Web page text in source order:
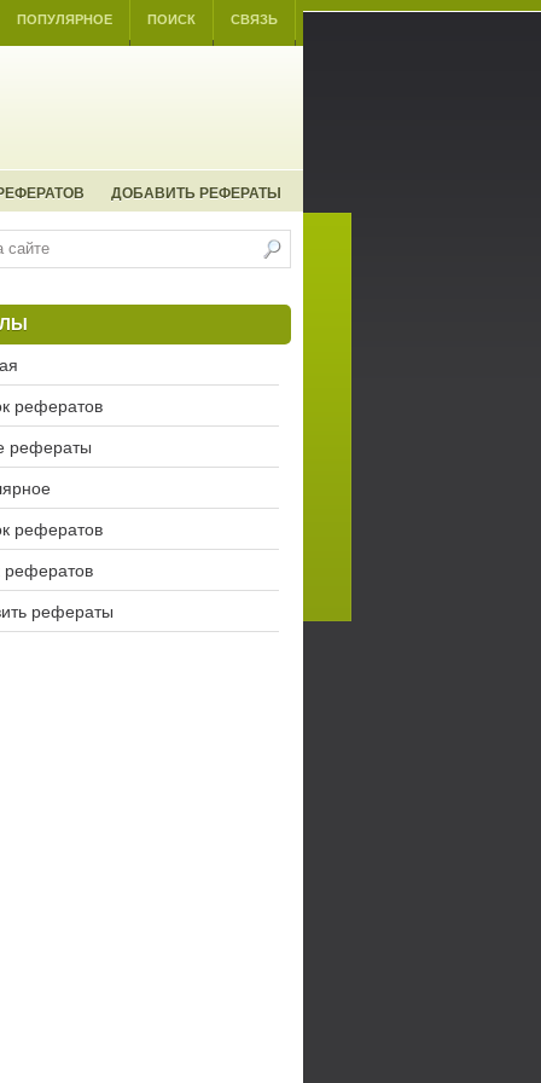
ПОПУЛЯРНОЕ ПОИСК СВЯЗЬ
ДОБАВИТЬ РЕФЕРАТЫ
рефератов
рефераты
рефератов
рефератов
рефераты